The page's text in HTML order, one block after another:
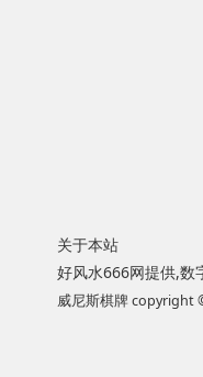
关于本站
好风水666网提供,数
威尼斯棋牌 copyright